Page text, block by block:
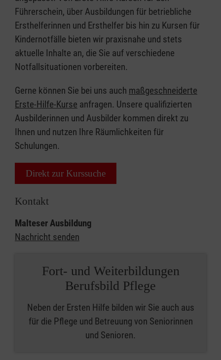
Führerschein, über Ausbildungen für betriebliche
Ersthelferinnen und Ersthelfer bis hin zu Kursen für
Kindernotfälle bieten wir praxisnahe und stets
aktuelle Inhalte an, die Sie auf verschiedene
Notfallsituationen vorbereiten.
Gerne können Sie bei uns auch maßgeschneiderte
Erste-Hilfe-Kurse anfragen. Unsere qualifizierten
Ausbilderinnen und Ausbilder kommen direkt zu
Ihnen und nutzen Ihre Räumlichkeiten für
Schulungen.
Direkt zur Kurssuche
Kontakt
Malteser Ausbildung
Nachricht senden
Fort- und Weiterbildungen
Berufsbild Pflege
Neben der Ersten Hilfe bilden wir Sie auch aus
für die Pflege und Betreuung von Seniorinnen
und Senioren.